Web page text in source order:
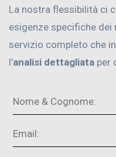
La nostra flessibilità ci
esigenze specifiche
servizio completo che
l’analisi dettagliata per